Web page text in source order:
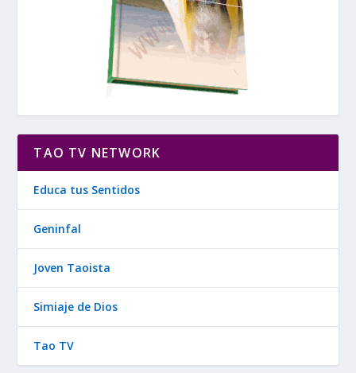
TAO TV NETWORK
Educa tus Sentidos
Geninfal
Joven Taoista
Simiaje de Dios
Tao TV